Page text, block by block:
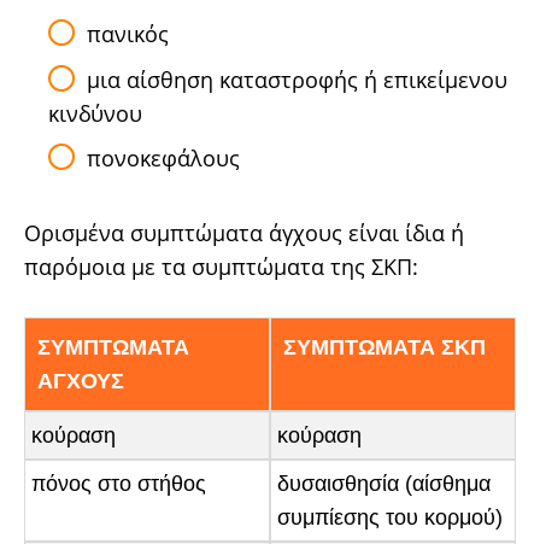
πανικός
μια αίσθηση καταστροφής ή επικείμενου
κινδύνου
πονοκεφάλους
Ορισμένα συμπτώματα άγχους είναι ίδια ή
παρόμοια με τα συμπτώματα της ΣΚΠ:
ΣΥΜΠΤΩΜΑΤΑ
ΑΓΧΟΥΣ
ΣΥΜΠΤΩΜΑΤΑ ΣΚΠ
κούραση
κούραση
πόνος στο στήθος
δυσαισθησία (αίσθημα
συμπίεσης του κορμού)